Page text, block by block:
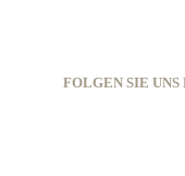
FOLGEN SIE